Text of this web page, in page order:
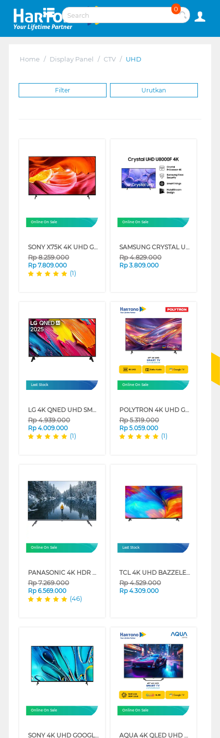
0
Home / Display Panel / CTV / UHD
Filter Urutkan
Online On Sale
SONY X75K 4K UHD GOOGLE SMART TV SERIES
Rp8.259.000
Rp 7.809.000
(1)
Online On Sale
SAMSUNG CRYSTAL UHD U8000F 4K SMART TV SERIES
Rp4.829.000
Rp 3.809.000
Last Stock
LG 4K QNED UHD SMART TV QNED70ASA SERIES
Rp4.939.000
Rp 4.009.000
(1)
Online On Sale
POLYTRON 4K UHD GOOGLE SMART TV UG5059 SERIES
Rp5.319.000
Rp 5.059.000
(1)
Online On Sale
PANASONIC 4K HDR GOOGLE SMART TV NX600G SERIES
Rp7.269.000
Rp 6.569.000
(46)
Last Stock
TCL 4K UHD BAZZELESS SMART GOOGLE TV G60B-IU SERIES
Rp4.529.000
Rp 4.309.000
Online On Sale
SONY 4K UHD GOOGLE SMART TV BRAVIA 3 SERIES
Online On Sale
AQUA 4K QLED UHD GOOGLE TV AQT-S80EUX SERIES